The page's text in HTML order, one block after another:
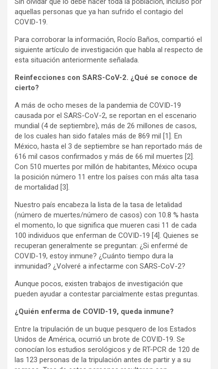
aquellas personas que ya han sufrido el contagio del
COVID-19.
Para corroborar la información, Rocío Baños, compartió el
siguiente artículo de investigación que habla al respecto de
esta situación anteriormente señalada.
Reinfecciones con SARS-CoV-2. ¿Qué se conoce de
cierto?
A más de ocho meses de la pandemia de COVID-19
causada por el SARS-CoV-2, se reportan en el escenario
mundial (4 de septiembre), más de 26 millones de casos,
de los cuales han sido fatales más de 869 mil [1]. En
México, hasta el 3 de septiembre se han reportado más de
616 mil casos confirmados y más de 66 mil muertes [2].
Con 510 muertes por millón de habitantes, México ocupa
la posición número 11 entre los países con más alta tasa
de mortalidad [3].
Nuestro país encabeza la lista de la tasa de letalidad
(número de muertes/número de casos) con 10.8 % hasta
el momento, lo que significa que mueren casi 11 de cada
100 individuos que enferman de COVID-19 [4]. Quienes se
recuperan generalmente se preguntan: ¿Si enfermé de
COVID-19, estoy inmune? ¿Cuánto tiempo dura la
inmunidad? ¿Volveré a infectarme con SARS-CoV-2?
Aunque pocos, existen trabajos de investigación que
pueden ayudar a contestar parcialmente estas preguntas.
¿Quién enferma de COVID-19, queda inmune?
Entre la tripulación de un buque pesquero de los Estados
Unidos de América, ocurrió un brote de COVID-19. Se
conocían los estudios serológicos y de RT-PCR de 120 de
las 123 personas de la tripulación antes de partir y a su